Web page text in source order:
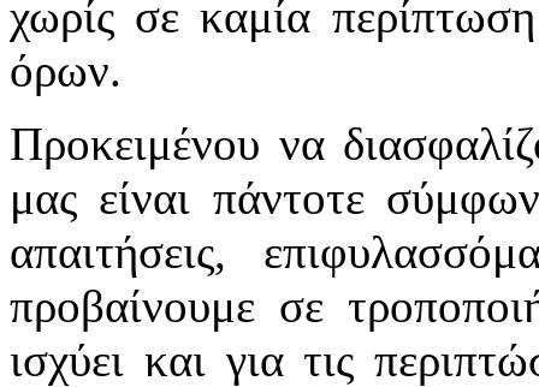
χωρίς σε καμία
όρων.
Προκειμένου να
μας είναι πάντοτε
απαιτήσεις,
προβαίνουμε σε
ισχύει και για τις